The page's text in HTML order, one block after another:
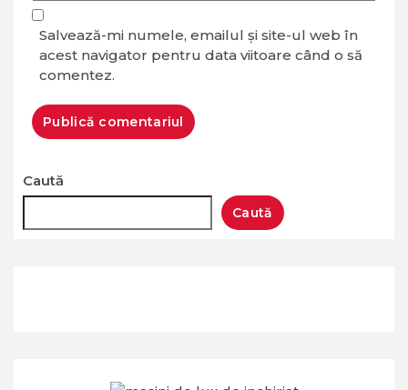
Salvează-mi numele, emailul și site-ul web în
acest navigator pentru data viitoare când o să
comentez.
Caută
Caută